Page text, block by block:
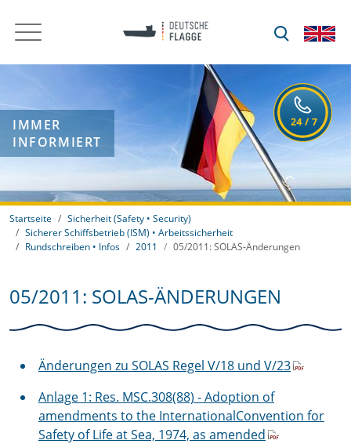
IMMER
INFORMIERT
Startseite
Sicherheit (Safety • Security)
Sicherer Schiffsbetrieb (ISM) • Arbeitssicherheit
Rundschreiben • Infos
2011 05/2011: SOLAS-Änderungen
05/2011: SOLAS-ÄNDERUNGEN
Änderungen zu SOLAS Regel V/18 und V/23
Anlage 1: Res. MSC.308(88) - Adoption of
amendments to the InternationalConvention for
Safety of Life at Sea, 1974, as amended